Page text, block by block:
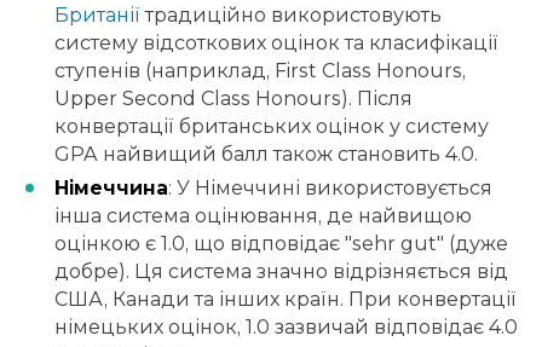
Британії традиційно використовують
систему відсоткових оцінок та класифікації
ступенів (наприклад, First Class Honours,
Upper Second Class Honours). Після
конвертації британських оцінок у систему
GPA найвищий балл також становить 4.0.
Німеччина: У Німеччині використовується
інша система оцінювання, де найвищою
оцінкою є 1.0, що відповідає "sehr gut" (дуже
добре). Ця система значно відрізняється від
США, Канади та інших країн. При конвертації
німецьких оцінок, 1.0 зазвичай відповідає 4.0